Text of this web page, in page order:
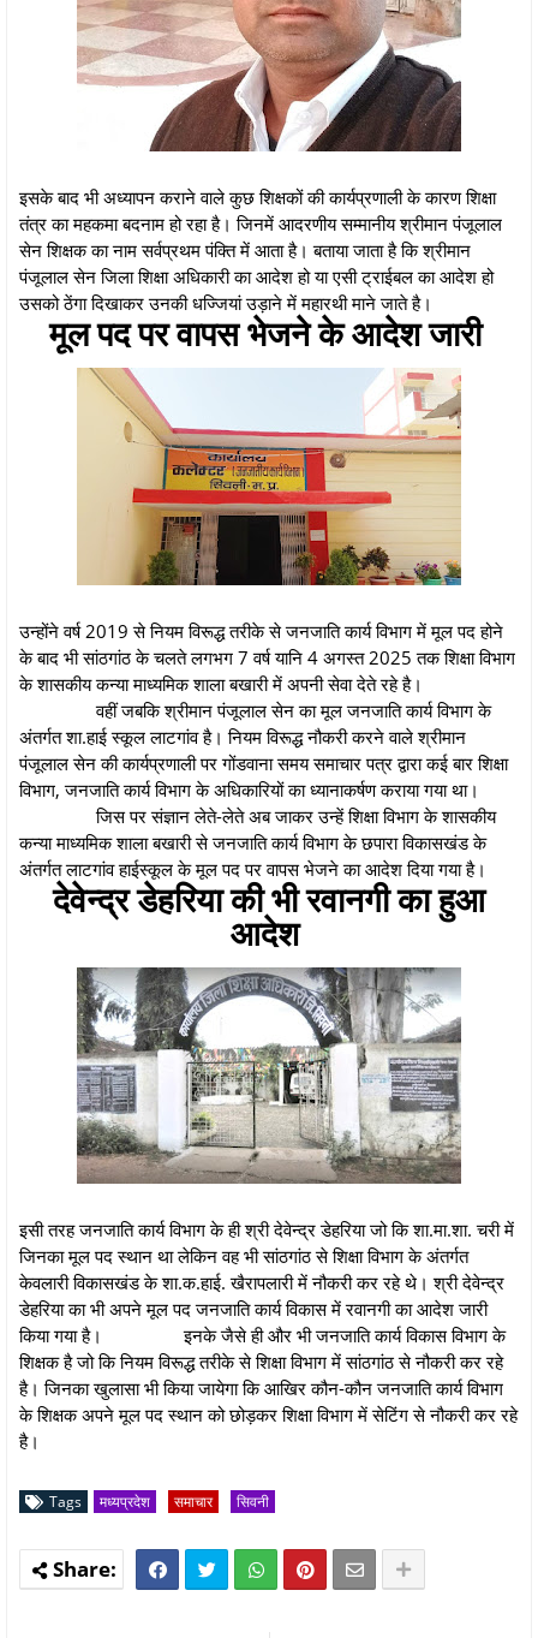
इसके बाद भी अध्यापन कराने वाले कुछ शिक्षकों की कार्यप्रणाली के कारण शिक्षा
तंत्र का महकमा बदनाम हो रहा है। जिनमें आदरणीय सम्मानीय श्रीमान पंजूलाल
सेन शिक्षक का नाम सर्वप्रथम पंक्ति में आता है। बताया जाता है कि श्रीमान
पंजूलाल सेन जिला शिक्षा अधिकारी का आदेश हो या एसी ट्राईबल का आदेश हो
उसको ठेंगा दिखाकर उनकी धज्जियां उड़ाने में महारथी माने जाते है।
मूल पद पर वापस भेजने के आदेश जारी
उन्होंने वर्ष 2019 से नियम विरूद्ध तरीके से जनजाति कार्य विभाग में मूल पद होने
के बाद भी सांठगांठ के चलते लगभग 7 वर्ष यानि 4 अगस्त 2025 तक शिक्षा विभाग
के शासकीय कन्या माध्यमिक शाला बखारी में अपनी सेवा देते रहे है।
वहीं जबकि श्रीमान पंजूलाल सेन का मूल जनजाति कार्य विभाग के
अंतर्गत शा.हाई स्कूल लाटगांव है। नियम विरूद्ध नौकरी करने वाले श्रीमान
पंजूलाल सेन की कार्यप्रणाली पर गोंडवाना समय समाचार पत्र द्वारा कई बार शिक्षा
विभाग, जनजाति कार्य विभाग के अधिकारियों का ध्यानाकर्षण कराया गया था।
जिस पर संज्ञान लेते-लेते अब जाकर उन्हें शिक्षा विभाग के शासकीय
कन्या माध्यमिक शाला बखारी से जनजाति कार्य विभाग के छपारा विकासखंड के
अंतर्गत लाटगांव हाईस्कूल के मूल पद पर वापस भेजने का आदेश दिया गया है।
देवेन्द्र डेहरिया की भी रवानगी का हुआ
आदेश
इसी तरह जनजाति कार्य विभाग के ही श्री देवेन्द्र डेहरिया जो कि शा.मा.शा. चरी में
जिनका मूल पद स्थान था लेकिन वह भी सांठगांठ से शिक्षा विभाग के अंतर्गत
केवलारी विकासखंड के शा.क.हाई. खैरापलारी में नौकरी कर रहे थे। श्री देवेन्द्र
डेहरिया का भी अपने मूल पद जनजाति कार्य विकास में रवानगी का आदेश जारी
किया गया है।
इनके जैसे ही और भी जनजाति कार्य विकास विभाग के
शिक्षक है जो कि नियम विरूद्ध तरीके से शिक्षा विभाग में सांठगांठ से नौकरी कर रहे
है। जिनका खुलासा भी किया जायेगा कि आखिर कौन-कौन जनजाति कार्य विभाग
के शिक्षक अपने मूल पद स्थान को छोड़कर शिक्षा विभाग में सेटिंग से नौकरी कर रहे
है।
Tags मध्यप्रदेश समाचार सिवनी